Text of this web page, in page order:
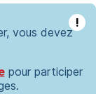
!
vous devez
pour participer